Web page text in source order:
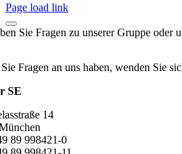
Page load link
Sie Fragen zu unserer Gruppe oder
Fragen an uns haben, wenden Sie
SE
14
89 998421-0